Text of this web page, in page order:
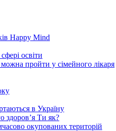
Happy Mind
освіти
пройти у сімейного лікаря
в Україну
здоров’я Ти як?
окупованих територій